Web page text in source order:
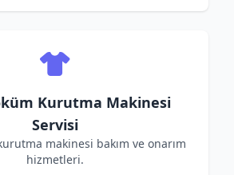
Kurutma Makinesi
Servisi
makinesi bakım ve onarım
hizmetleri.